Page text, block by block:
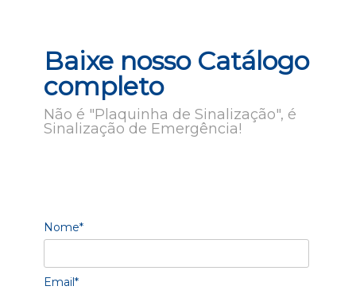
Baixe nosso Catálogo
completo
Não é "Plaquinha de Sinalização", é
Sinalização de Emergência!
Nome*
Email*